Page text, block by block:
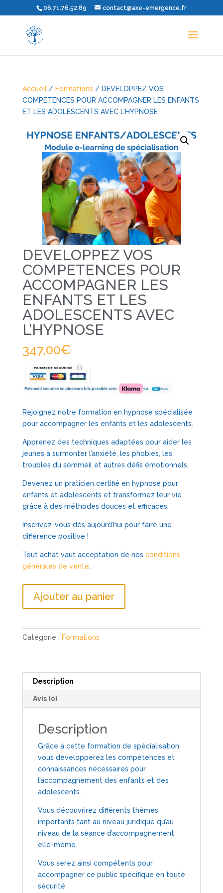
06.71.76.52.89 contact@axe-emergence.fr
Accueil/ Formations / DEVELOPPEZ VOS
COMPETENCES POUR ACCOMPAGNER LES ENFANTS
ET LES ADOLESCENTS AVEC L’HYPNOSE
DEVELOPPEZ VOS
COMPETENCES POUR
ACCOMPAGNER LES
ENFANTS ET LES
ADOLESCENTS AVEC
L’HYPNOSE
347,00€
Rejoignez notre formation en hypnose spécialisée
pour accompagner les enfants et les adolescents.
Apprenez des techniques adaptées pour aider les
jeunes à surmonter l’anxiété, les phobies, les
troubles du sommeil et autres défis émotionnels.
Devenez un praticien certifié en hypnose pour
enfants et adolescents et transformez leur vie
grâce à des méthodes douces et efficaces.
Inscrivez-vous dès aujourd’hui pour faire une
différence positive !
Tout achat vaut acceptation de nos conditions
générales de vente.
COMPETENCES
ENFANTS
ET
LES
AVEC
Ajouter au panier
Catégorie : Formations
Description
Avis (0)
Description
Grâce à cette formation de spécialisation,
vous développerez les compétences et
connaissances nécessaires pour
l’accompagnement des enfants et des
adolescents.
Vous découvrirez différents thèmes
importants tant au niveau juridique qu’au
niveau de la séance d’accompagnement
elle-même.
Vous serez ainsi compétents pour
accompagner ce public spécifique en toute
sécurité.